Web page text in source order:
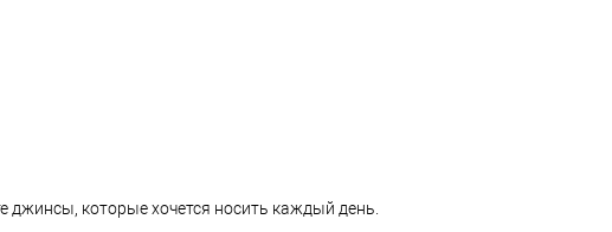
которые хочется носить каждый день.